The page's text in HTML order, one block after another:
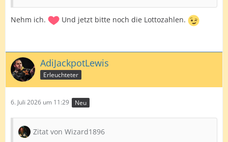
Nehm ich. Und jetzt bitte noch die Lottozahlen.
AdiJackpotLewis
Erleuchteter
6. Juli 2026 um 11:29 Neu
Zitat von Wizard1896